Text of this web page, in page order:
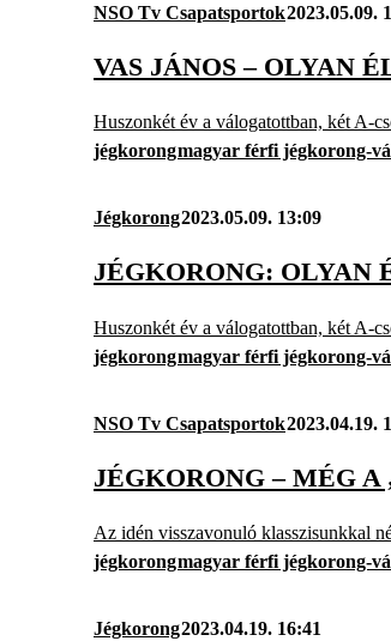
NSO Tv Csapatsportok2023.05.09.
VAS JÁNOS – OLYAN
Huszonkét év a válogatottban, két A-
jégkorongmagyar férfi jégkorong-
Jégkorong2023.05.09. 13:09
JÉGKORONG: OLYAN
Huszonkét év a válogatottban, két A-
jégkorongmagyar férfi jégkorong-
NSO Tv Csapatsportok2023.04.19.
JÉGKORONG – MÉG A
Az idén visszavonuló klasszisunkkal
jégkorongmagyar férfi jégkorong-
Jégkorong2023.04.19. 16:41